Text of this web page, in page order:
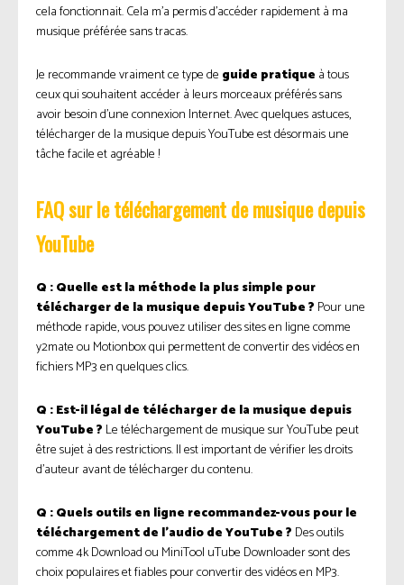
cela fonctionnait. Cela m’a permis d’accéder rapidement à ma
musique préférée sans tracas.
Je recommande vraiment ce type de guide pratique à tous
ceux qui souhaitent accéder à leurs morceaux préférés sans
avoir besoin d’une connexion Internet. Avec quelques astuces,
télécharger de la musique depuis YouTube est désormais une
tâche facile et agréable !
FAQ sur le téléchargement de musique depuis
YouTube
Q : Quelle est la méthode la plus simple pour
télécharger de la musique depuis YouTube ? Pour une
méthode rapide, vous pouvez utiliser des sites en ligne comme
y2mate ou Motionbox qui permettent de convertir des vidéos en
fichiers MP3 en quelques clics.
Q : Est-il légal de télécharger de la musique depuis
YouTube ? Le téléchargement de musique sur YouTube peut
être sujet à des restrictions. Il est important de vérifier les droits
d’auteur avant de télécharger du contenu.
Q : Quels outils en ligne recommandez-vous pour le
téléchargement de l’audio de YouTube ? Des outils
comme 4k Download ou MiniTool uTube Downloader sont des
choix populaires et fiables pour convertir des vidéos en MP3.